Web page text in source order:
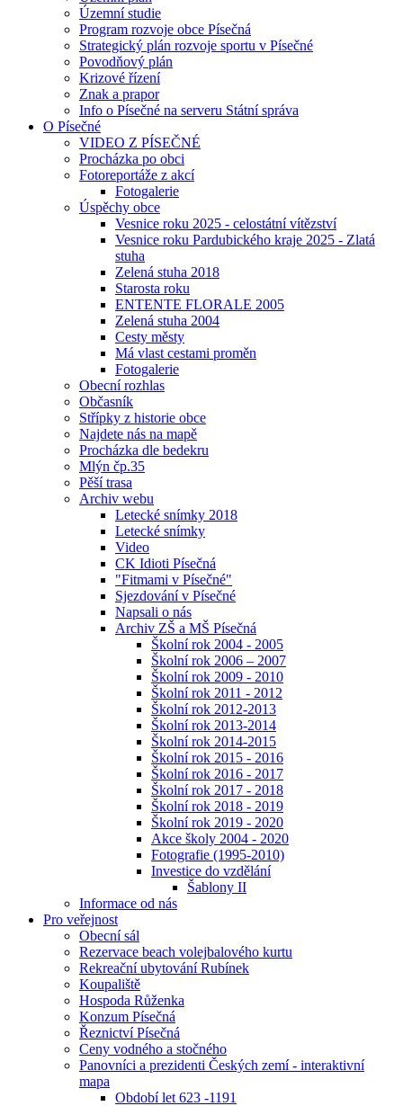
Územní studie
Program rozvoje obce Písečná
Strategický plán rozvoje sportu v Písečné
Povodňový plán
Krizové řízení
Znak a prapor
Info o Písečné na serveru Státní správa
O Písečné
VIDEO Z PÍSEČNÉ
Procházka po obci
Fotoreportáže z akcí
Fotogalerie
Úspěchy obce
Vesnice roku 2025 - celostátní vítězství
Vesnice roku Pardubického kraje 2025 - Zlatá
stuha
Zelená stuha 2018
Starosta roku
ENTENTE FLORALE 2005
Zelená stuha 2004
Cesty městy
Má vlast cestami proměn
Fotogalerie
Obecní rozhlas
Občasník
Střípky z historie obce
Najdete nás na mapě
Procházka dle bedekru
Mlýn čp.35
Pěší trasa
Archiv webu
Letecké snímky 2018
Letecké snímky
Video
CK Idioti Písečná
"Fitmami v Písečné"
Sjezdování v Písečné
Napsali o nás
Archiv ZŠ a MŠ Písečná
Školní rok 2004 - 2005
Školní rok 2006 – 2007
Školní rok 2009 - 2010
Školní rok 2011 - 2012
Školní rok 2012-2013
Školní rok 2013-2014
Školní rok 2014-2015
Školní rok 2015 - 2016
Školní rok 2016 - 2017
Školní rok 2017 - 2018
Školní rok 2018 - 2019
Školní rok 2019 - 2020
Akce školy 2004 - 2020
Fotografie (1995-2010)
Investice do vzdělání
Šablony II
Informace od nás
Pro veřejnost
Obecní sál
Rezervace beach volejbalového kurtu
Rekreační ubytování Rubínek
Koupaliště
Hospoda Růženka
Konzum Písečná
Řeznictví Písečná
Ceny vodného a stočného
Panovníci a prezidenti Českých zemí - interaktivní
mapa
Období let 623 -1191